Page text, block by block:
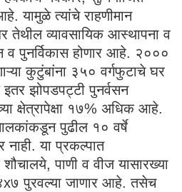
यामुळे त्यांचे राहणीमान
तेथील व्यावसायिक आस्थापना व
व पुनर्विकास होणार आहे. २०००
कुटुंबांना ३५० वर्गफुटाचे घर
झोपडपट्टी पुनर्वसन
क्षेत्रापेक्षा १७% अधिक आहे.
पुढील १० वर्षे
या प्रकल्पात
पाणी व वीज यासारख्या
पुरवल्या जाणार आहे. तसेच